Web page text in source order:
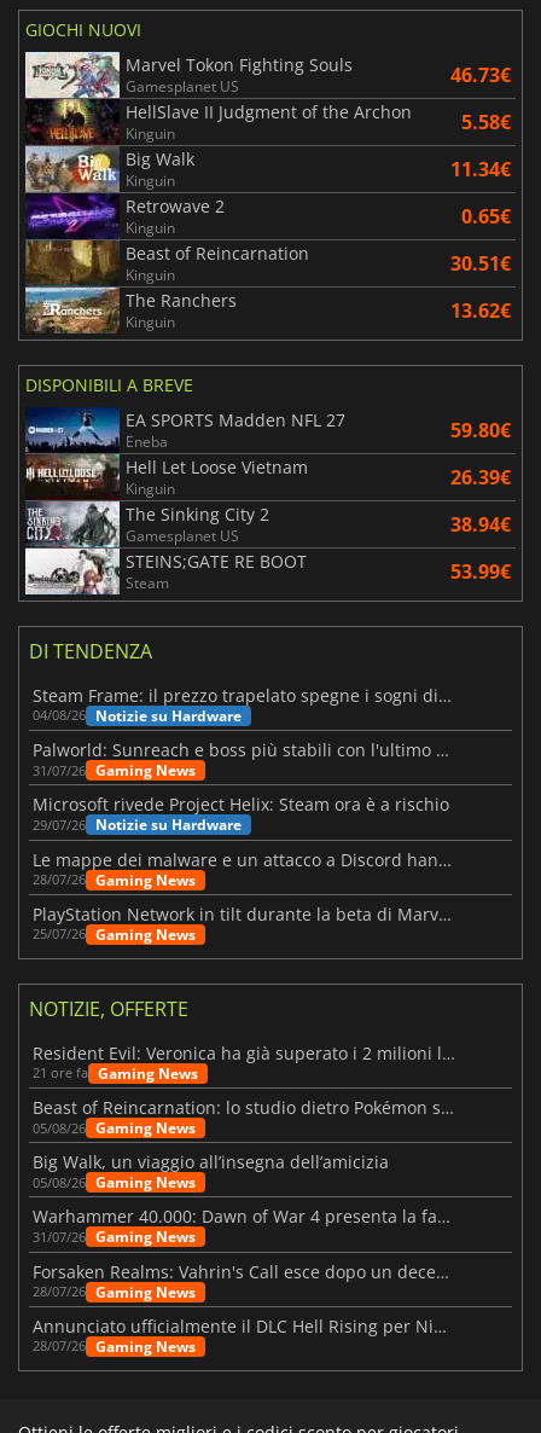
GIOCHI NUOVI
Marvel Tokon Fighting Souls
Gamesplanet US 46.73€
HellSlave II Judgment of the Archon
Kinguin 5.58€
Big Walk
Kinguin 11.34€
Retrowave 2
Kinguin 0.65€
Beast of Reincarnation
Kinguin 30.51€
The Ranchers
Kinguin 13.62€
DISPONIBILI A BREVE
EA SPORTS Madden NFL 27
Eneba 59.80€
Hell Let Loose Vietnam
Kinguin 26.39€
The Sinking City 2
Gamesplanet US 38.94€
STEINS;GATE RE BOOT
Steam 53.99€
DI TENDENZA
Steam Frame: il prezzo trapelato spegne i sogni di un VR economico
04/08/26 Notizie su Hardware
Palworld: Sunreach e boss più stabili con l'ultimo update
31/07/26 Gaming News
Microsoft rivede Project Helix: Steam ora è a rischio
29/07/26 Notizie su Hardware
Le mappe dei malware e un attacco a Discord hanno colpito Meccha Chameleon
28/07/26 Gaming News
PlayStation Network in tilt durante la beta di Marvel Tōkon
25/07/26 Gaming News
NOTIZIE, OFFERTE
Resident Evil: Veronica ha già superato i 2 milioni liste dei desideri
21 ore fa Gaming News
Beast of Reincarnation: lo studio dietro Pokémon su una nuova strada
05/08/26 Gaming News
Big Walk, un viaggio all’insegna dell’amicizia
05/08/26 Gaming News
Warhammer 40.000: Dawn of War 4 presenta la fazione dei Necron
31/07/26 Gaming News
Forsaken Realms: Vahrin's Call esce dopo un decennio di sviluppo
28/07/26 Gaming News
Annunciato ufficialmente il DLC Hell Rising per Nioh 3
28/07/26 Gaming News